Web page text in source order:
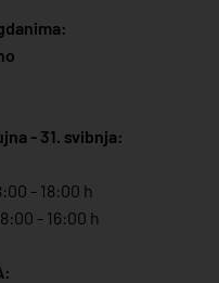
- 31. svibnja:
- 18:00 h
- 16:00 h